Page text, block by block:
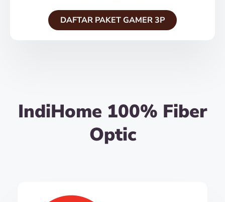
DAFTAR PAKET GAMER 3P
IndiHome 100% Fiber
Optic